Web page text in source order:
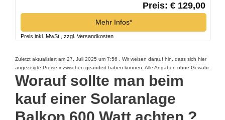
Preis: € 129,00
Mehr Infos*
Preis inkl. MwSt., zzgl. Versandkosten
Zuletzt aktualisiert am 27. Juli 2025 um 7:56 . Wir weisen darauf hin, dass sich hier
angezeigte Preise inzwischen geändert haben können. Alle Angaben ohne Gewähr.
Worauf sollte man beim
kauf einer Solaranlage